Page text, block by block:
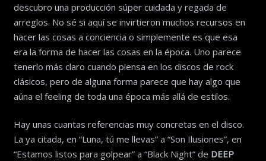
descubro una producción súper cuidada y regada de
arreglos. No sé si aquí se invirtieron muchos recursos en
hacer las cosas a conciencia o simplemente es que esa
era la forma de hacer las cosas en la época. Uno parece
tenerlo más claro cuando piensa en los discos de rock
clásicos, pero de alguna forma parece que hay algo que
aúna el feeling de toda una época más allá de estilos.
Hay unas cuantas referencias muy concretas en el disco.
La ya citada, en “Luna, tú me llevas” a “Son Ilusiones”, en
“Estamos listos para golpear” a “Black Night” de DEEP